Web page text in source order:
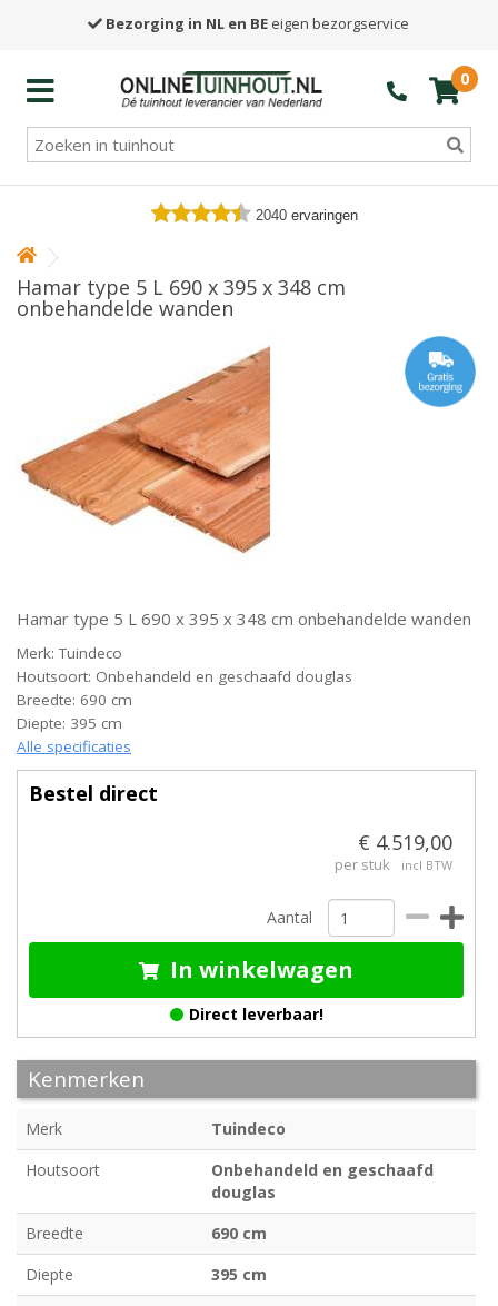
Bezorging in NL en BE eigen bezorgservice
0
2040 ervaringen
Hamar type 5 L 690 x 395 x 348 cm
onbehandelde wanden
Hamar type 5 L 690 x 395 x 348 cm onbehandelde wanden
Merk: Tuindeco
Houtsoort: Onbehandeld en geschaafd douglas
Breedte: 690 cm
Diepte: 395 cm
Alle specificaties
Bestel direct
€ 4.519,00
per stuk incl BTW
Aantal
In winkelwagen
Direct leverbaar!
Kenmerken
Merk
Tuindeco
Houtsoort
Onbehandeld en geschaafd
douglas
Breedte
690 cm
Diepte
395 cm